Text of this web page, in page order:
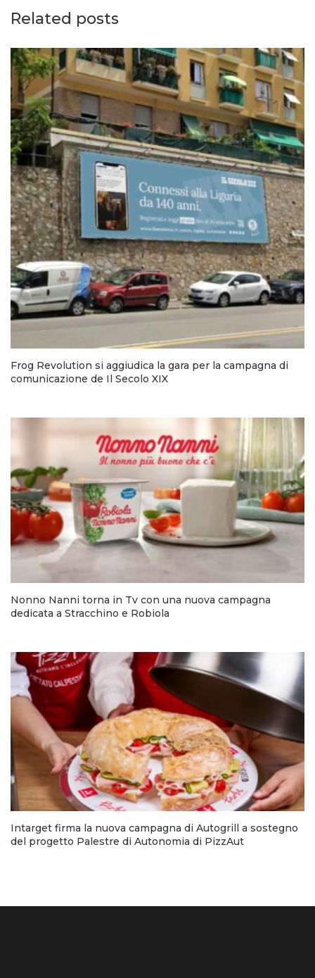
Related posts
Frog Revolution si aggiudica la gara per la campagna di
comunicazione de Il Secolo XIX
Nonno Nanni torna in Tv con una nuova campagna
dedicata a Stracchino e Robiola
Intarget firma la nuova campagna di Autogrill a sostegno
del progetto Palestre di Autonomia di PizzAut